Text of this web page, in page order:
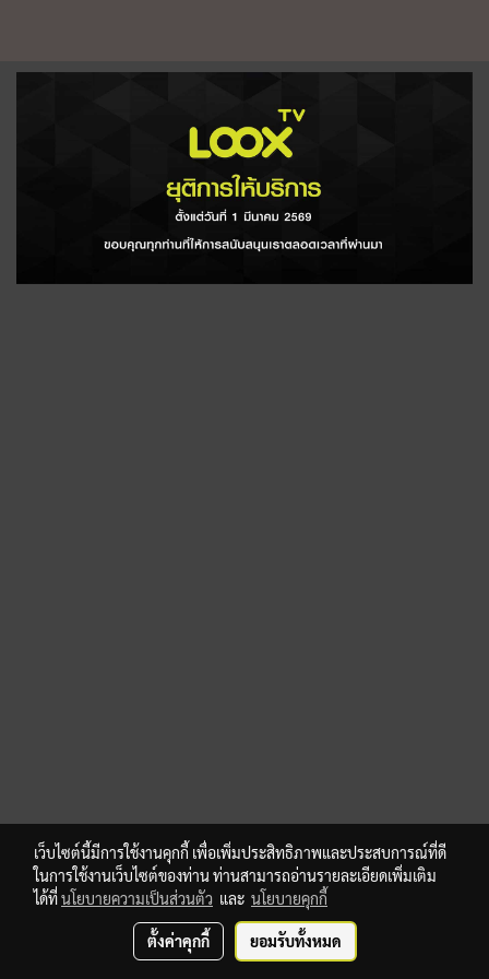
เว็บไซต์นี้มีการใช้งานคุกกี้ เพื่อเพิ่มประสิทธิภาพและประสบการณ์ที่ดี
ในการใช้งานเว็บไซต์ของท่าน ท่านสามารถอ่านรายละเอียดเพิ่มเติม
ได้ที่นโยบายความเป็นส่วนตัว และ นโยบายคุกกี้
ตั้งค่าคุกกี้ ยอมรับทั้งหมด